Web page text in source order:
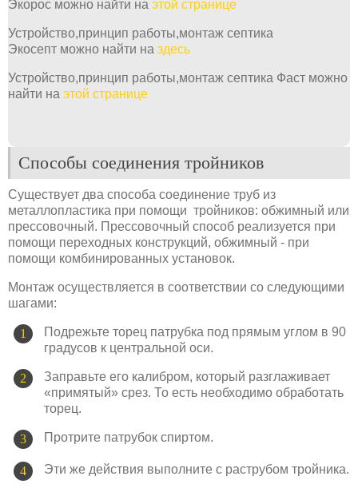
Экорос можно найти на этой странице
Устройство,принцип работы,монтаж септика
Экосепт можно найти на здесь
Устройство,принцип работы,монтаж септика Фаст можно
найти на этой странице
Способы соединения тройников
Существует два способа соединение труб из
металлопластика при помощи тройников: обжимный или
прессовочный. Прессовочный способ реализуется при
помощи переходных конструкций, обжимный - при
помощи комбинированных установок.
Монтаж осуществляется в соответствии со следующими
шагами:
Подрежьте торец патрубка под прямым углом в 90
градусов к центральной оси.
Заправьте его калибром, который разглаживает
«примятый» срез. То есть необходимо обработать
торец.
Протрите патрубок спиртом.
Эти же действия выполните с раструбом тройника.